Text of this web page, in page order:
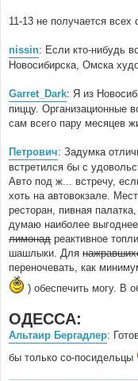
11-13 не получается всех
nissin: Если кто-нибудь
Новосибирска, Омска
Garret_Dark: Я из
пиццу. Организационные
сам всего пару месяцев
Петрович: Задумка
встретился бы с
Авто под ж... встречу,
хоть на автовокзале.
ресторан, пивная
думаю наиболее
лимонад реактивное
шашлыки. Для
переночевать, как
) обеспечить могу. В
ОДЕССА:
Альтаир Бергадлер:
бы только со-посидельцы